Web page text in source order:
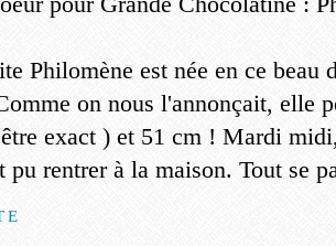
Philomène est née en ce beau
on nous l'annonçait, elle
exact ) et 51 cm ! Mardi
pu rentrer à la maison. Tout se